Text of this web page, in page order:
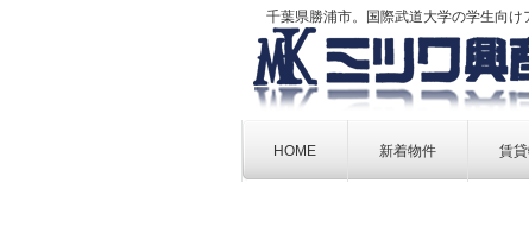
千葉県勝浦市。国際武道大学の学生向け
contentHOME 新着物件 賃